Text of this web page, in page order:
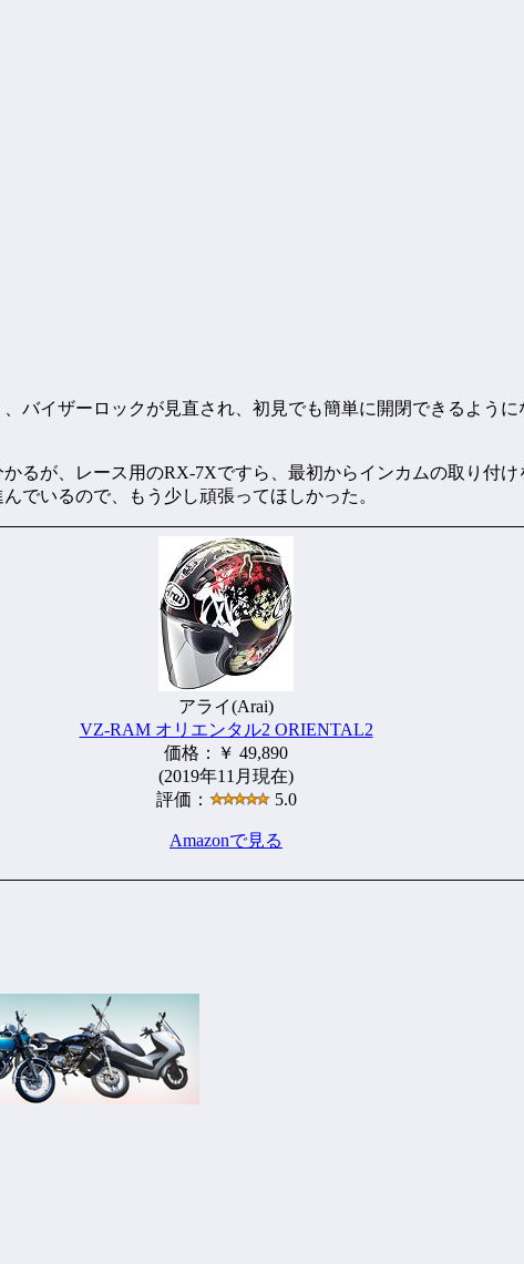
バイザーロックが見直され、初見でも簡単に開閉できるよう
るが、レース用のRX-7Xですら、最初からインカムの取り付
でいるので、もう少し頑張ってほしかった。
アライ(Arai)
VZ-RAM オリエンタル2 ORIENTAL2
価格：￥ 49,890
(2019年11月現在)
評価：
5.0
Amazonで見る